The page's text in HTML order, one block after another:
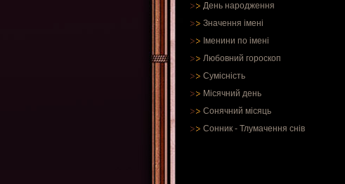
День народження
Значення імені
Іменини по імені
Любовний гороскоп
Сумісність
Місячний день
Сонячний місяць
Сонник - Тлумачення снів